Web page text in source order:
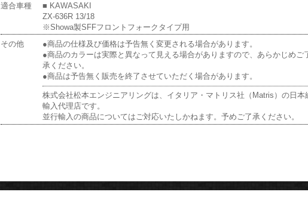
適合車種
■ KAWASAKI
ZX-636R 13/18
※Showa製SFFフロントフォークタイプ用
その他
●商品の仕様及び価格は予告無く変更される場合があります。
●商品のカラーは実際と異なって見える場合がありますので、あらかじめご
承ください。
●商品は予告無く販売を終了させていただく場合があります。
株式会社松本エンジニアリングは、イタリア・マトリス社（Matris）の日本
輸入代理店です。
並行輸入の商品についてはご対応いたしかねます。予めご了承ください。